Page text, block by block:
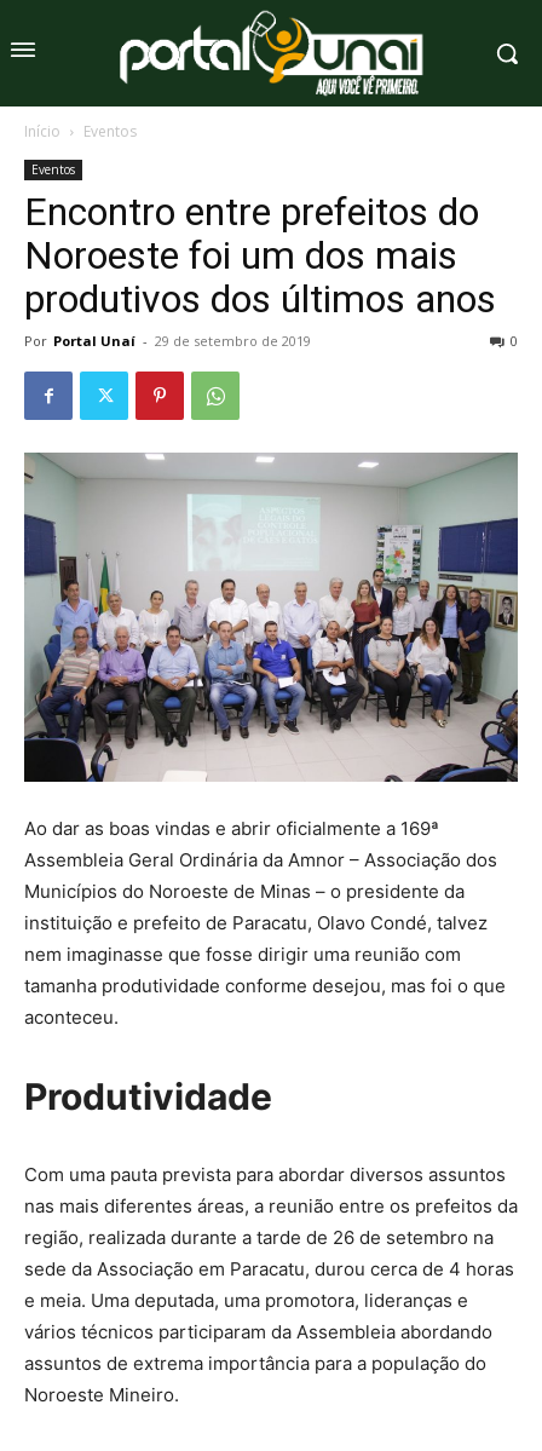
Início Eventos
Eventos
Encontro entre prefeitos do
Noroeste foi um dos mais
produtivos dos últimos anos
Por Portal Unaí - 29 de setembro de 2019 0
Ao dar as boas vindas e abrir oficialmente a 169ª
Assembleia Geral Ordinária da Amnor – Associação dos
Municípios do Noroeste de Minas – o presidente da
instituição e prefeito de Paracatu, Olavo Condé, talvez
nem imaginasse que fosse dirigir uma reunião com
tamanha produtividade conforme desejou, mas foi o que
aconteceu.
Produtividade
Com uma pauta prevista para abordar diversos assuntos
nas mais diferentes áreas, a reunião entre os prefeitos da
região, realizada durante a tarde de 26 de setembro na
sede da Associação em Paracatu, durou cerca de 4 horas
e meia. Uma deputada, uma promotora, lideranças e
vários técnicos participaram da Assembleia abordando
assuntos de extrema importância para a população do
Noroeste Mineiro.